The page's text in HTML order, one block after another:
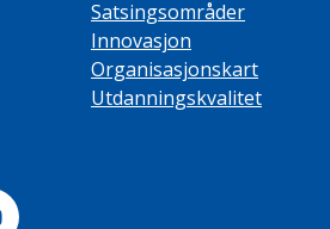
Satsingsområder
Innovasjon
Organisasjonskart
Utdanningskvalitet
Youtube